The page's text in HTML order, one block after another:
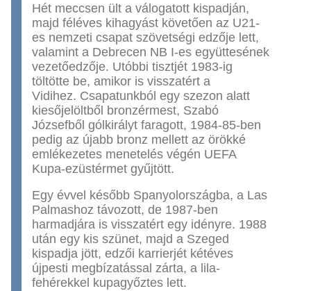
Hét meccsen ült a válogatott kispadján,
majd féléves kihagyást követően az U21-
es nemzeti csapat szövetségi edzője lett,
valamint a Debrecen NB I-es együttesének
vezetőedzője. Utóbbi tisztjét 1983-ig
töltötte be, amikor is visszatért a
Vidihez. Csapatunkból egy szezon alatt
kiesőjelöltből bronzérmest, Szabó
Józsefből gólkirályt faragott, 1984-85-ben
pedig az újabb bronz mellett az örökké
emlékezetes menetelés végén UEFA
Kupa-ezüstérmet gyűjtött.
Egy évvel később Spanyolországba, a Las
Palmashoz távozott, de 1987-ben
harmadjára is visszatért egy idényre. 1988
után egy kis szünet, majd a Szeged
kispadja jött, edzői karrierjét kétéves
újpesti megbízatással zárta, a lila-
fehérekkel kupagyőztes lett.